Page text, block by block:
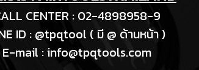
CENTER : 02-4898958-9
ID : @tpqtool ( มี @ ด้านหน้า )
E-mail :info@tpqtools.com